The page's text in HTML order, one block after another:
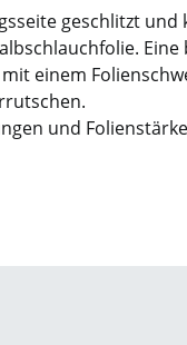
geschlitzt
einem
und